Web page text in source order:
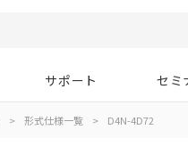
サポート セミ
> 形式仕様一覧 > D4N-4D72